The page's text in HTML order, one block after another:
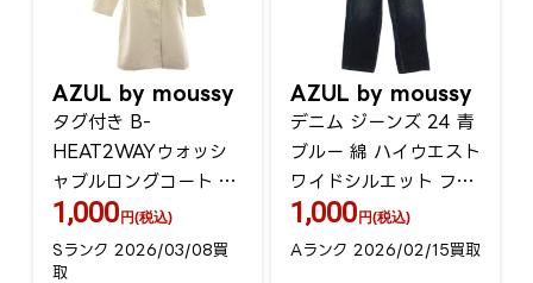
AZUL by moussy
タグ付き B-
HEAT2WAYウォッシ
ャブルロングコート ダ
ブルブレスコート S ア
イボリー 250GAB30-
076I
1,000 円(税込)
Sランク 2026/03/08買
取
AZUL by moussy
デニム ジーンズ 24 青
ブルー 綿 ハイウエスト
ワイドシルエット フル
レングス /GR GY60
1,000 円(税込)
Aランク 2026/02/15買取